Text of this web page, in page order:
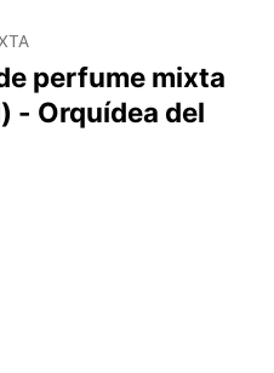
perfume mixta
- Orquídea del